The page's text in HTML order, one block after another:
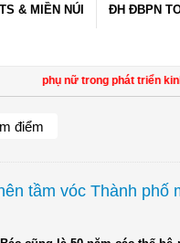
& MIỀN NÚI ĐH ĐBPN
nữ trong phát triển kinh tế tập
điểm
tầm vóc Thành phố